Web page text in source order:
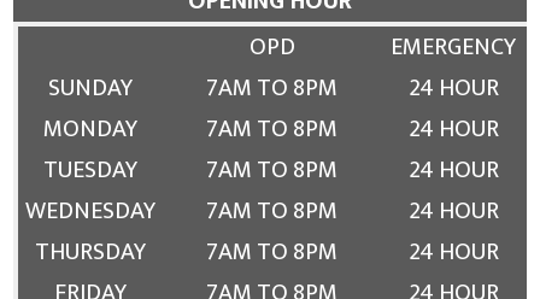
OPD
EMERGENCY
SUNDAY
7AM TO 8PM
24 HOUR
MONDAY
7AM TO 8PM
24 HOUR
TUESDAY
7AM TO 8PM
24 HOUR
WEDNESDAY
7AM TO 8PM
24 HOUR
THURSDAY
7AM TO 8PM
24 HOUR